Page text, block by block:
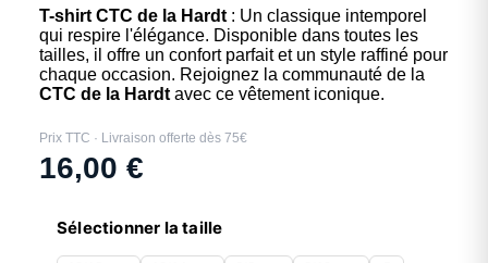
T-shirt CTC de la Hardt : Un classique intemporel
qui respire l'élégance. Disponible dans toutes les
tailles, il offre un confort parfait et un style raffiné pour
chaque occasion. Rejoignez la communauté de la
CTC de la Hardt avec ce vêtement iconique.
Prix TTC · Livraison offerte dès 75€
16,00 €
Sélectionner la taille